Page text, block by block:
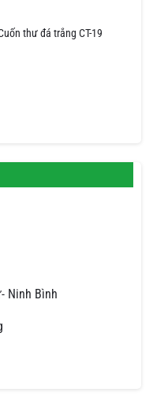
thư đá trắng CT-19
Ninh Bình